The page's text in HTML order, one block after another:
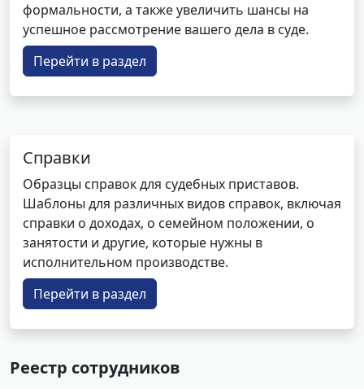
формальности, а также увеличить шансы на
успешное рассмотрение вашего дела в суде.
Перейти в раздел
Справки
Образцы справок для судебных приставов.
Шаблоны для различных видов справок, включая
справки о доходах, о семейном положении, о
занятости и другие, которые нужны в
исполнительном производстве.
Перейти в раздел
Реестр сотрудников